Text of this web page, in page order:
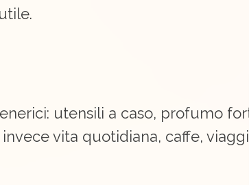
utensili a caso, profumo
vita quotidiana, caffe,